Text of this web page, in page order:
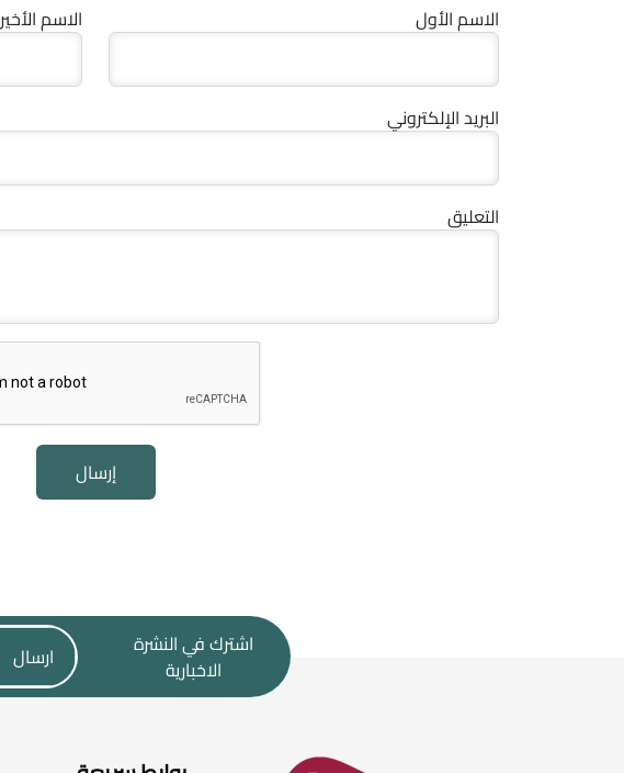
الاسم الأول الاسم الأخير
البريد الإلكتروني
التعليق
إرسال
اشترك في النشرة
الاخبارية
ارسال